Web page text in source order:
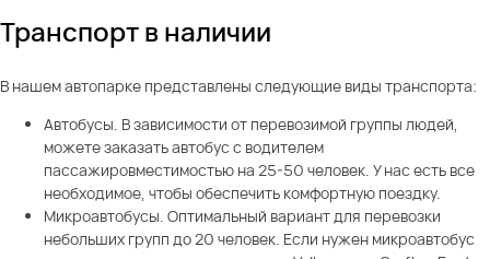
Транспорт в наличии
В нашем автопарке представлены следующие виды транспорта:
Автобусы. В зависимости от перевозимой группы людей,
можете заказать автобус с водителем
пассажировместимостью на 25-50 человек. У нас есть все
необходимое, чтобы обеспечить комфортную поездку.
Микроавтобусы. Оптимальный вариант для перевозки
небольших групп до 20 человек. Если нужен микроавтобус